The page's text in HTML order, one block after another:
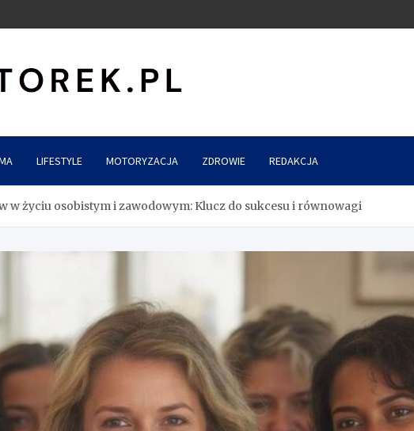
LIFESTYLE MOTORYZACJA ZDROWIE REDAKCJA
w życiu osobistym i zawodowym: Klucz do sukcesu i równowagi